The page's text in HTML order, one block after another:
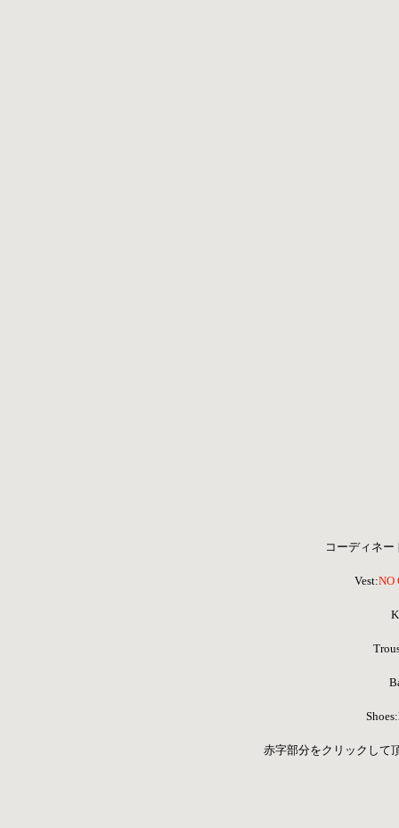
コーディネ
Vest:NO
赤字部分をクリックして